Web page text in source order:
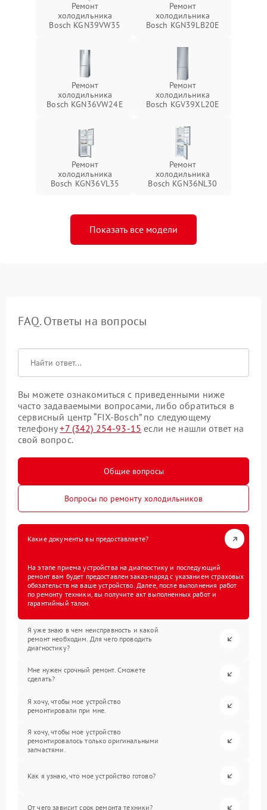
Ремонт
холодильника
Bosch KGN39VW35
Ремонт
холодильника
Bosch KGN39LB20E
Ремонт
холодильника
Bosch KGN36VW24E
Ремонт
холодильника
Bosch KGV39XL20E
Ремонт
холодильника
Bosch KGN36VL35
Ремонт
холодильника
Bosch KGN36NL30
Показать все модели
FAQ. Ответы на вопросы
Вы можете ознакомиться с приведенными ниже
часто задаваемыми вопросами, либо обратиться в
сервисный центр “FIX-Bosch” по следующему
телефону+7 (342) 254-93-15 если не нашли ответ на
свой вопрос.
Общие вопросы
Вопросы по ремонту холодильников
Какие документы вы предоставляете?
На этапе приема устройства на диагностику и последующий
ремонт вам будет предоставлен заказ-наряд с указанием страховых
обязательств на ваше устройство. Далее, после выполнения работ
по ремонту техники, вы получите акт выполненных работ и
гарантийный талон.
Я уже знаю в чем неисправность и какой
ремонт необходим. Для чего проводить
диагностику?
Мне нужен срочный ремонт. Сможете
сделать?
Я хочу, чтобы мое устройство
ремонтировали при мне.
Я хочу, чтобы мое устройство
ремонтировалось только оригинальными
запчастями.
Как я узнаю, что мое устройство готово?
От чего зависит срок ремонта техники?